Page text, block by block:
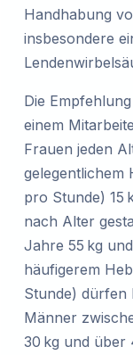
Handhabung
insbesondere
Die
einem
Frauen jeden
gelegentlichem
pro Stunde) 15
nach Alter
Jahre 55 kg
häufigerem
Stunde) dürfen
Männer
30 kg und über